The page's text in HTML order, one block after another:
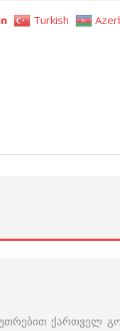
ქართველ
Turkish